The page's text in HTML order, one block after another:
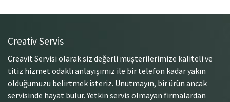
Creativ Servis
Creavit Servisi olarak siz değerli müşterilerimize kaliteli ve
titiz hizmet odaklı anlayışımız ile bir telefon kadar yakın
olduğumuzu belirtmek isteriz. Unutmayın, bir ürün ancak
servisinde hayat bulur. Yetkin servis olmayan firmalardan